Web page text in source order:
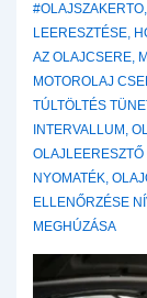
#OLAJSZAKERTO,
LEERESZTÉSE,
AZ OLAJCSERE,
MOTOROLAJ
TÚLTÖLTÉS
INTERVALLUM ,
OLAJLEERESZTŐ
NYOMATÉK,
ELLENŐRZÉSE
MEGHÚZÁSA